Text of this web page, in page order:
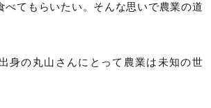
べてもらいたい。そんな思いで農業の道
身の丸山さんにとって農業は未知の世